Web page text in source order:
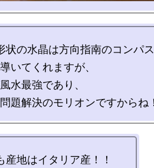
状の水晶は方向指南のコンパ
いてくれますが、
水最強であり、
産地はイタリア産！！